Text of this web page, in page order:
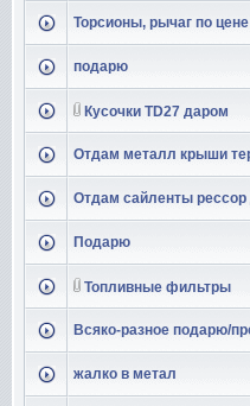
Торсионы, рычаг по
подарю
Кусочки TD27 даром
Отдам металл крыши
Отдам сайленты рессор
Подарю
Топливные фильтры
Всяко-разное подарю/
жалко в метал